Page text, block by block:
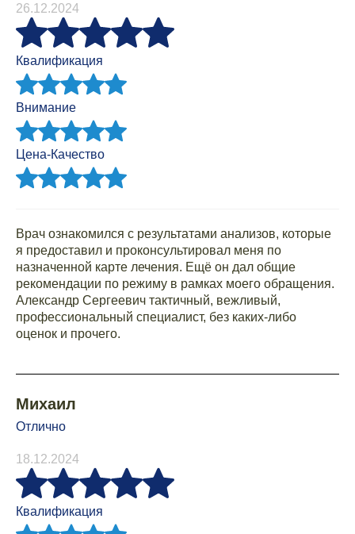
26.12.2024
Квалификация
Внимание
Цена-Качество
Врач ознакомился с результатами анализов, которые
я предоставил и проконсультировал меня по
назначенной карте лечения. Ещё он дал общие
рекомендации по режиму в рамках моего обращения.
Александр Сергеевич тактичный, вежливый,
профессиональный специалист, без каких-либо
оценок и прочего.
Михаил
Отлично
18.12.2024
Квалификация